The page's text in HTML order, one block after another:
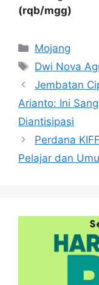
(rqb/mgg)
Kategori
Mojang
Tag
Dwi Nova
Jembatan
Arianto: Ini
Diantisipasi
Perdana
Pelajar dan